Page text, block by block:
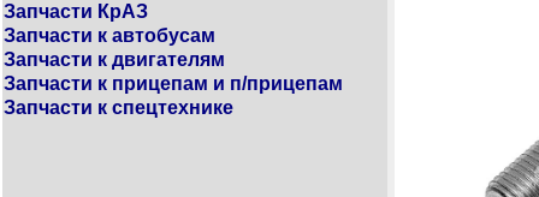
Запчасти КрАЗ
Запчасти к автобусам
Запчасти к двигателям
Запчасти к прицепам и п/прицепам
Запчасти к спецтехнике